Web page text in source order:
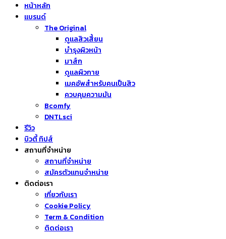
หน้าหลัก
แบรนด์
The Original
ดูแลสิวเสี้ยน
บำรุงผิวหน้า
มาส์ก
ดูแลผิวกาย
เมคอัพสำหรับคนเป็นสิว
ควบคุมความมัน
Bcomfy
DNTLsci
รีวิว
บิวตี้ ทิปส์
สถานที่จำหน่าย
สถานที่จำหน่าย
สมัครตัวแทนจำหน่าย
ติดต่อเรา
เกี่ยวกับเรา
Cookie Policy
Term & Condition
ติดต่อเรา